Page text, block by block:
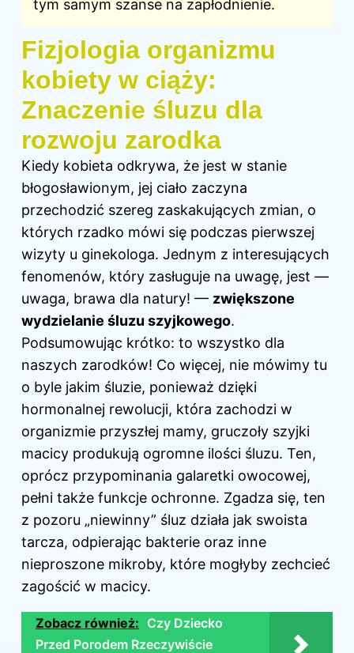
tym samym szanse na zapłodnienie.
Fizjologia organizmu
kobiety w ciąży:
Znaczenie śluzu dla
rozwoju zarodka
Kiedy kobieta odkrywa, że jest w stanie
błogosławionym, jej ciało zaczyna
przechodzić szereg zaskakujących zmian, o
których rzadko mówi się podczas pierwszej
wizyty u ginekologa. Jednym z interesujących
fenomenów, który zasługuje na uwagę, jest —
uwaga, brawa dla natury! — zwiększone
wydzielanie śluzu szyjkowego.
Podsumowując krótko: to wszystko dla
naszych zarodków! Co więcej, nie mówimy tu
o byle jakim śluzie, ponieważ dzięki
hormonalnej rewolucji, która zachodzi w
organizmie przyszłej mamy, gruczoły szyjki
macicy produkują ogromne ilości śluzu. Ten,
oprócz przypominania galaretki owocowej,
pełni także funkcje ochronne. Zgadza się, ten
z pozoru „niewinny” śluz działa jak swoista
tarcza, odpierając bakterie oraz inne
nieproszone mikroby, które mogłyby zechcieć
zagościć w macicy.
Zobacz również: Czy Dziecko
Przed Porodem Rzeczywiście